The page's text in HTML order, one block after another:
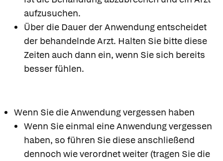
aufzusuchen.
Über die Dauer der Anwendung entscheidet
der behandelnde Arzt. Halten Sie bitte diese
Zeiten auch dann ein, wenn Sie sich bereits
besser fühlen.
Wenn Sie die Anwendung vergessen haben
Wenn Sie einmal eine Anwendung vergessen
haben, so führen Sie diese anschließend
dennoch wie verordnet weiter (tragen Sie die